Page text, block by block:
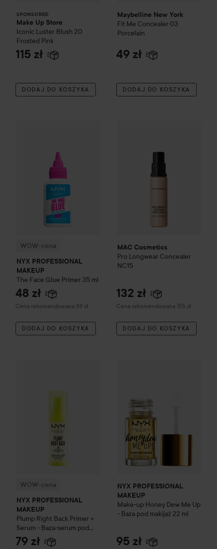
SPONSORED
Make Up Store
Iconic Luster Blush 20
Frosted Pink
115 zł
DODAJ DO KOSZYKA
Maybelline New York
Fit Me Concealer 03
Porcelain
49 zł
DODAJ DO KOSZYKA
WOW-cena
NYX PROFESSIONAL
MAKEUP
The Face Glue Primer 35 ml
48 zł
Cena rekomendowana 59 zł
Zalecana cena 59 zł
DODAJ DO KOSZYKA
MAC Cosmetics
Pro Longwear Concealer
NC15
132 zł
Cena rekomendowana 155 zł
Zalecana cena 155 zł
DODAJ DO KOSZYKA
WOW-cena
NYX PROFESSIONAL
MAKEUP
Plump Right Back Primer +
Serum - Baza-serum pod
makijaż
30 ml
79 zł
NYX PROFESSIONAL
MAKEUP
Make-up Honey Dew Me Up
- Baza pod makijaż 22 ml
95 zł